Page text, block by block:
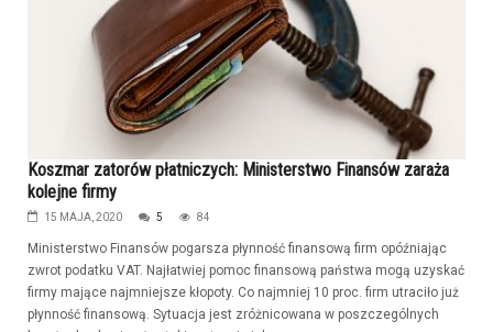
Koszmar zatorów płatniczych: Ministerstwo Finansów zaraża
kolejne firmy
15 MAJA, 2020 5 84
Ministerstwo Finansów pogarsza płynność finansową firm opóźniając
zwrot podatku VAT. Najłatwiej pomoc finansową państwa mogą uzyskać
firmy mające najmniejsze kłopoty. Co najmniej 10 proc. firm utraciło już
płynność finansową. Sytuacja jest zróżnicowana w poszczególnych